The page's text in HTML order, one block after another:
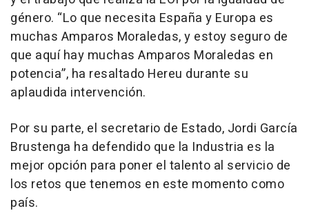
género. “Lo que necesita España y Europa es
muchas Amparos Moraledas, y estoy seguro de
que aquí hay muchas Amparos Moraledas en
potencia”, ha resaltado Hereu durante su
aplaudida intervención.
Por su parte, el secretario de Estado, Jordi García
Brustenga ha defendido que la Industria es la
mejor opción para poner el talento al servicio de
los retos que tenemos en este momento como
país.